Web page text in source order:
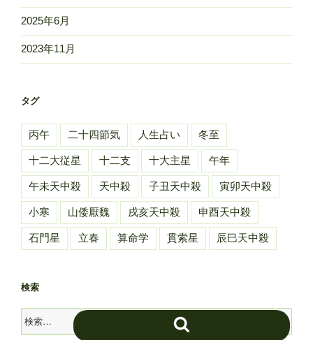
2025年6月
2023年11月
タグ
丙午 二十四節気 人生占い 冬至
十二大従星 十二支 十大主星 午年
午未天中殺 天中殺 子丑天中殺 寅卯天中殺
小寒 山倭厭魏 戌亥天中殺 申酉天中殺
石門星 立春 算命学 貫索星 辰巳天中殺
検索
検
索:
索